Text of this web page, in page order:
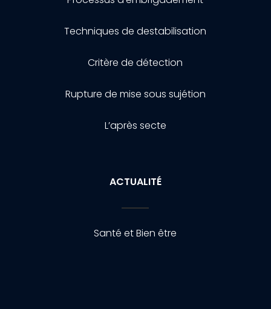
Techniques de destabilisation
Critère de détection
Rupture de mise sous sujétion
L’après secte
ACTUALITÉ
Santé et Bien être